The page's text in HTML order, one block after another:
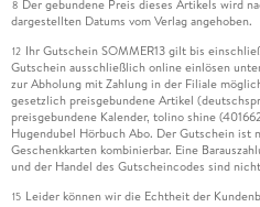
8 Der gebundene Preis dieses Artikels wird
dargestellten Datums vom Verlag angehoben.
12 Ihr Gutschein SOMMER13 gilt bis
Gutschein ausschließlich online einlösen
zur Abholung mit Zahlung in der Filiale
gesetzlich preisgebundene Artikel
preisgebundene Kalender, tolino shine
Hugendubel Hörbuch Abo. Der Gutschein ist
Geschenkkarten kombinierbar. Eine
und der Handel des Gutscheincodes sind
15 Leider können wir die Echtheit der